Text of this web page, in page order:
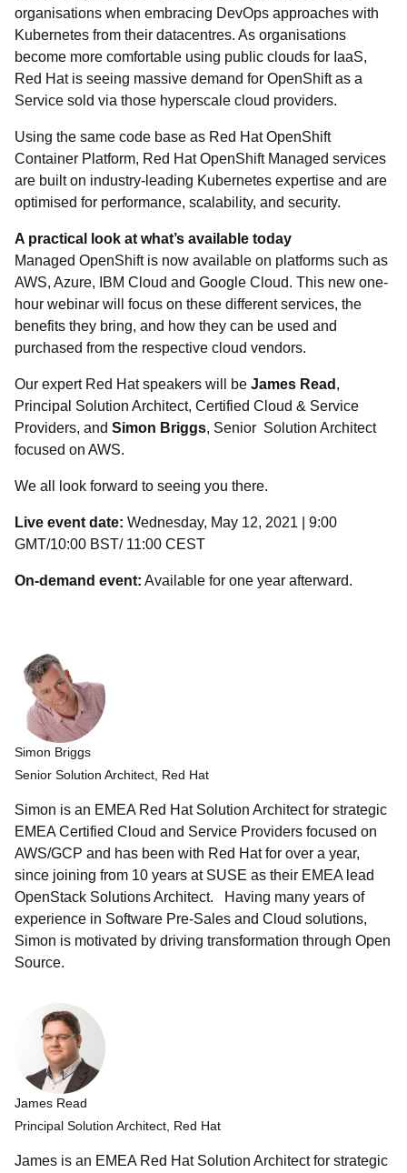
organisations when embracing DevOps approaches with
Kubernetes from their datacentres. As organisations
become more comfortable using public clouds for IaaS,
Red Hat is seeing massive demand for OpenShift as a
Service sold via those hyperscale cloud providers.
Using the same code base as Red Hat OpenShift
Container Platform, Red Hat OpenShift Managed services
are built on industry-leading Kubernetes expertise and are
optimised for performance, scalability, and security.
A practical look at what’s available today
Managed OpenShift is now available on platforms such as
AWS, Azure, IBM Cloud and Google Cloud. This new one-
hour webinar will focus on these different services, the
benefits they bring, and how they can be used and
purchased from the respective cloud vendors.
Our expert Red Hat speakers will be James Read ,
Principal Solution Architect, Certified Cloud & Service
Providers, and Simon Briggs, Senior Solution Architect
focused on AWS.
We all look forward to seeing you there.
Live event date: Wednesday, May 12, 2021 | 9:00
GMT/10:00 BST/ 11:00 CEST
On-demand event: Available for one year afterward.
Simon Briggs
Senior Solution Architect, Red Hat
Simon is an EMEA Red Hat Solution Architect for strategic
EMEA Certified Cloud and Service Providers focused on
AWS/GCP and has been with Red Hat for over a year,
since joining from 10 years at SUSE as their EMEA lead
OpenStack Solutions Architect. Having many years of
experience in Software Pre-Sales and Cloud solutions,
Simon is motivated by driving transformation through Open
Source.
James Read
Principal Solution Architect, Red Hat
James is an EMEA Red Hat Solution Architect for strategic